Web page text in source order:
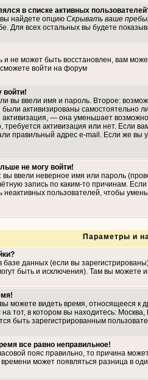
в списке активных
найдете опцию Скрывать ваше
Для всех остальных вы будете
и не может быть восстановлен, вам
войти на форум
войти!
вы ввели имя и пароль. Второе:
активизированы самостоятельно
активизация, — она уменьшает
требуется активизация или нет. Если
правильный адрес e-mail. Если же
не могу войти!
ввели неверное имя или пароль
запись по каким-то причинам.
неактивных пользователей, чтобы
Параметры и
базе данных (если вы
быть и исключения). Там вы можете
можете видеть время, относящееся к
тот, в котором вы находитесь:
быть зарегистрированным
все равно неправильное!
пояс правильно, то причина
времени может появляться разница в